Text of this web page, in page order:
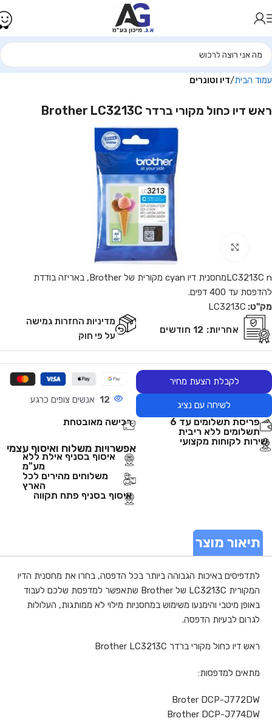
עמוד הבית דיו וטונרים
ראש דיו כחול מקורי ברדר Brother LC3213C
Click to enlarge
LC3213C nמחסנית דיו cyan מקורית של Brother, באריזה בודדת
להדפסת עד 400 דפים.
מק"ט: LC3213C
אחריות: 12 חודשים
מדיניות החזרות גמישה
על פי חוק
לקבלת הצעת מחיר
לשיחה עם נציג 12 אנשים צופים כרגע
פריסת תשלומים עד 6
תשלומים ללא ריבית
רכישה מאובטחת
שירות לקוחות מקצועי
אפשרויות משלוח ואיסוף עצמי
איסוף בסניף אילת ללא
מע"מ
משלוחים מהירים לכל
הארץ
איסוף בסניף פתח תקווה
תיאור מוצר
לתדפיסים באיכות הגבוהה ביותר בכל הדפסה, בחרו את מחסנית הדיו
המקורית LC3213C של Brother שתאפשר למדפסת שלכם לעבוד
באופן מיטבי והימנעו משימוש במחסניות מילוי לא ממותגות, העלולות
לגרום לבעיות הדפסה.
ראש דיו כחול מקורי ברדר Brother LC3213C
מתאים למדפסות:
Broter DCP-J772DW
Brother DCP-J774DW